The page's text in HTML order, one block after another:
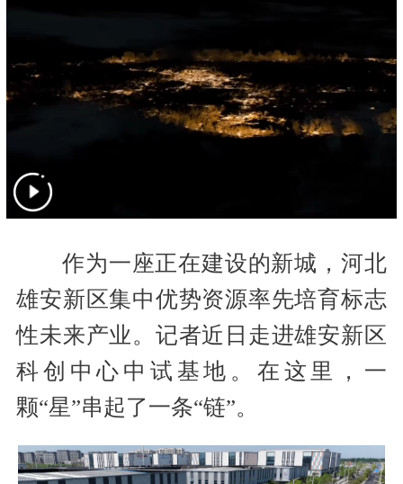
作为一座正在建设的新城，河北
雄安新区集中优势资源率先培育标志
性未来产业。记者近日走进雄安新区
科创中心中试基地。在这里，一
颗“星”串起了一条“链”。